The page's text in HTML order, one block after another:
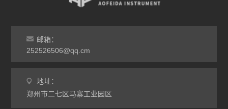
灰分马弗炉
非标定做马弗炉
工业马弗炉
邮箱：
252526506@qq.cm
地址：
郑州市二七区马寨工业园区